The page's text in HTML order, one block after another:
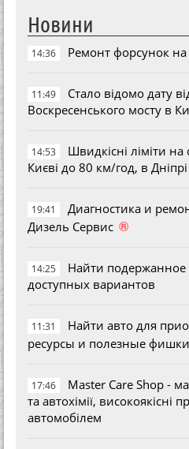
Новини
14:36 Ремонт форсунок
11:49
Стало відомо дату
Воскресенського мосту в
14:53
Швидкісні ліміти
Києві до 80 км/год, в
19:41
Диагностика и
Дизель Сервис ®
14:25
Найти подержанное
доступных вариантов
11:31
Найти авто для
ресурсы и полезные
17:46
Master Care Shop -
та автохімії, високоякісні
автомобілем